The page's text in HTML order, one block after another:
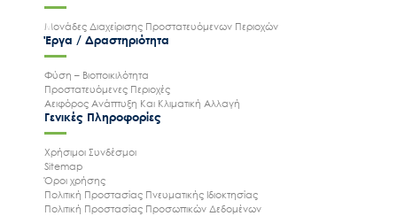
Μονάδες Διαχείρισης Προστατευόμενων Περιοχών
Έργα / Δραστηριότητα
Φύση – Βιοποικιλότητα
Προστατευόμενες Περιοχές
Αειφόρος Ανάπτυξη Και Κλιματική Αλλαγή
Γενικές Πληροφορίες
Χρήσιμοι Συνδέσμοι
Sitemap
Όροι χρήσης
Πολιτική Προστασίας Πνευματικής Ιδιοκτησίας
Πολιτική Προστασίας Προσωπικών Δεδομένων